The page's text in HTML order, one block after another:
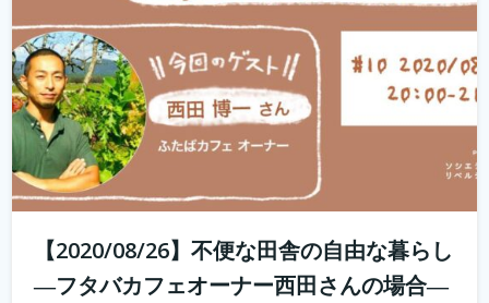
【2020/08/26】不便な田舎の自由な暮らし
―フタバカフェオーナー西田さんの場合―
withコロナ時代に入り、オンライン化が加速化すること
で、不便だと思われていた田舎も、不便に感じなくなって